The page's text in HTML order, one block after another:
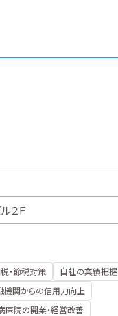
２Ｆ
・節税対策
自社の業績把握
機関からの信用力向上
医院の開業・経営改善